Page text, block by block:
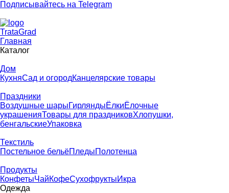
Подписывайтесь на Telegram
TrataGrad
Главная
Каталог
Дом
КухняСад и огородКанцелярские товары
Праздники
Воздушные шарыГирляндыЁлкиЁлочные
украшенияТовары для праздниковХлопушки,
бенгальскиеУпаковка
Текстиль
Постельное бельёПледыПолотенца
Продукты
КонфетыЧайКофеСухофруктыИкра
Одежда